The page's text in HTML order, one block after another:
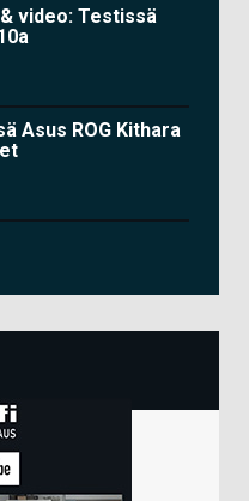
video: Testissä
Asus ROG Kithara